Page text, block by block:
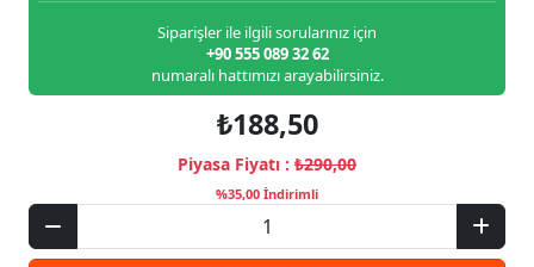
Siparişler ile ilgili sorularınız için
+90 555 089 32 62
numaralı hattımızı arayabilirsiniz.
₺188,50
Piyasa Fiyatı : ₺290,00
%35,00 İndirimli